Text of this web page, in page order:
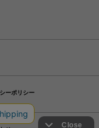
ーポリシー